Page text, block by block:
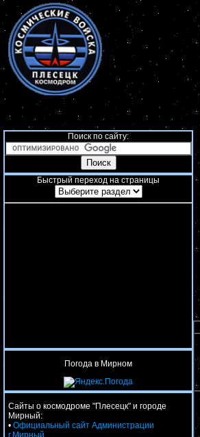
Поиск по сайту:
Быстрый переход на страницы
Погода в Мирном
Сайты о космодроме "Плесецк" и городе
Мирный:
• Официальный сайт Администрации
г.Мирный